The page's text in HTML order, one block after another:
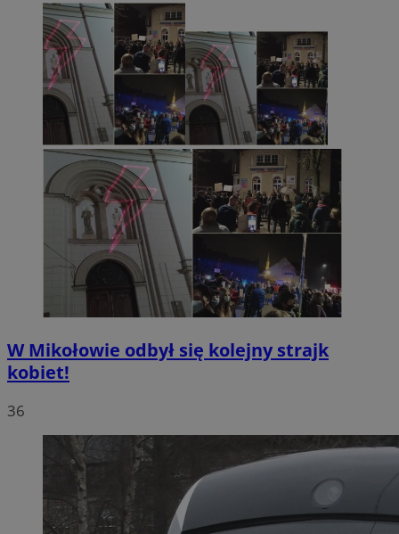
W Mikołowie odbył się kolejny strajk
kobiet!
36